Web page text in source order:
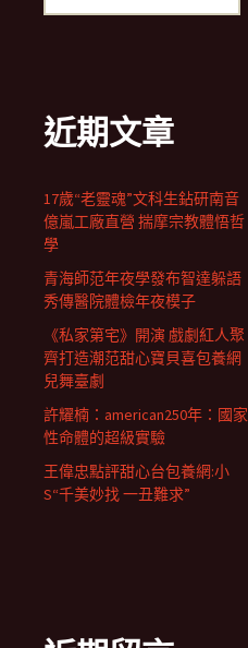
近期文章
17歲“老靈魂”文科生鉆研南音
億嵐工廠直營 揣摩宗教體悟哲
學
青海師范年夜學發布智達躲語
秀傳醫院體檢年夜模子
《私家第宅》開演 戲劇紅人聚
齊打造潮范甜心寶貝喜包養網
兒舞臺劇
許耀楠：american250年：國家
性命體的超級實驗
王偉忠點評甜心台包養網:小
S“千美妙找 一丑難求”